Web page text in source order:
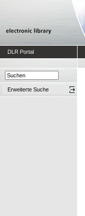
DLR Portal
Erweiterte Suche